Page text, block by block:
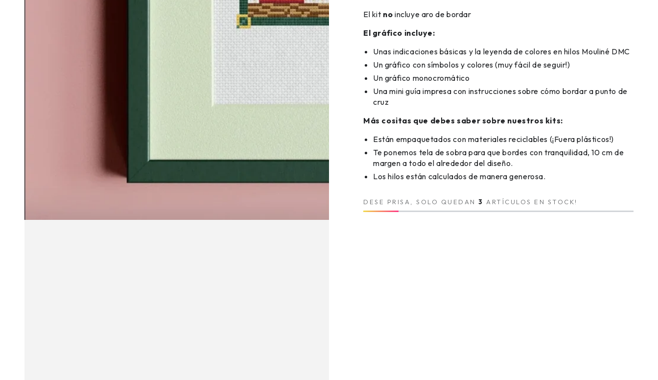
El kit no incluye aro de bordar
El gráfico incluye:
Unas indicaciones básicas y la leyenda de colores en hilos Mouliné DMC
Un gráfico con símbolos y colores (muy fácil de seguir!)
Un gráfico monocromático
Una mini guía impresa con instrucciones sobre cómo bordar a punto de
cruz
Más cositas que debes saber sobre nuestros kits:
Están empaquetados con materiales reciclables (¡Fuera plásticos!)
Te ponemos tela de sobra para que bordes con tranquilidad, 10 cm de
margen a todo el alrededor del diseño.
Los hilos están calculados de manera generosa.
DESE PRISA, SOLO QUEDAN 3 ARTÍCULOS EN STOCK!